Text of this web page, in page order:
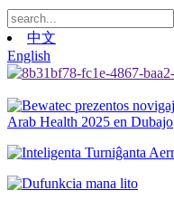
中文
English